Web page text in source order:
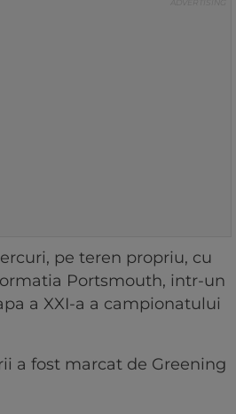
pe teren propriu, cu
Portsmouth, intr-un
a XXI-a a campionatului
a fost marcat de Greening